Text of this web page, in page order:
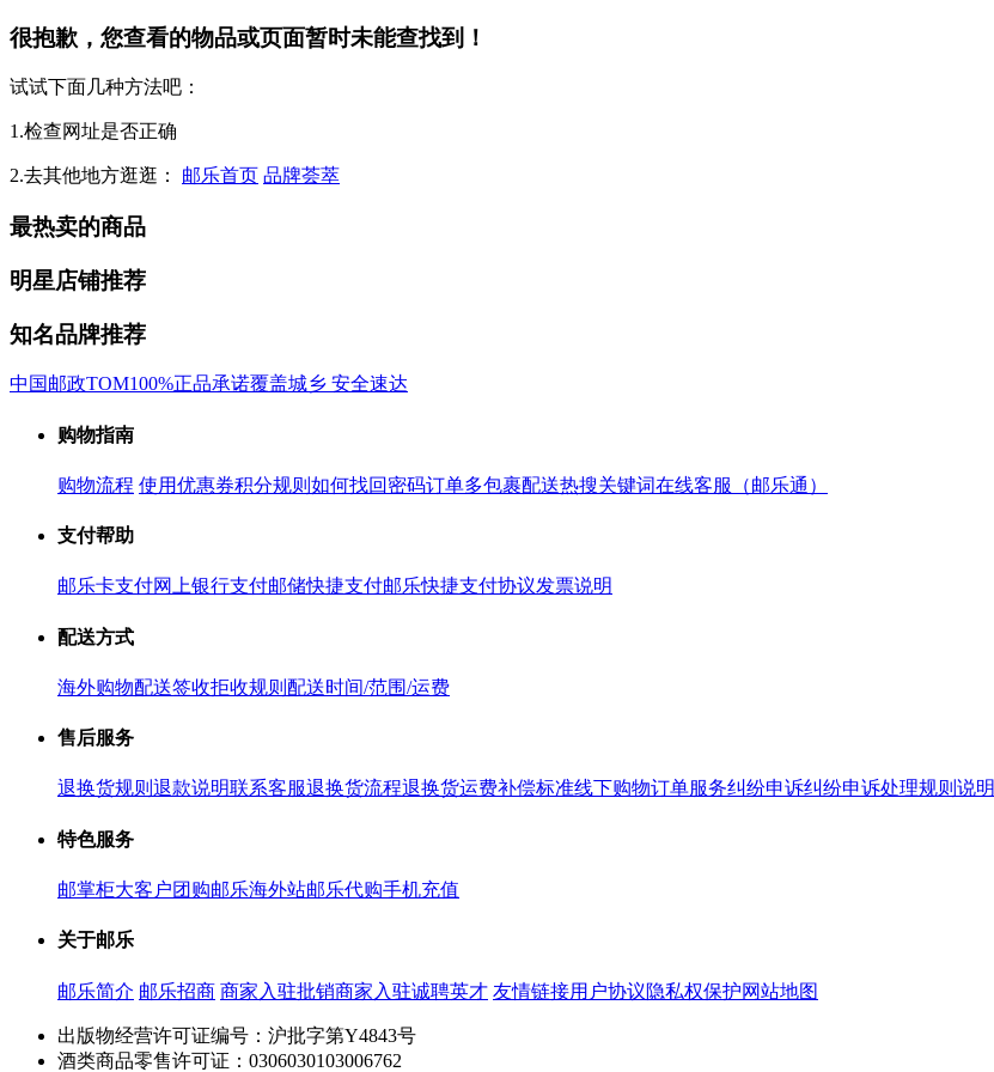
很抱歉，您查看的物品或页面暂时未能查找到！
试试下面几种方法吧：
1.检查网址是否正确
2.去其他地方逛逛： 邮乐首页 品牌荟萃
最热卖的商品
明星店铺推荐
知名品牌推荐
中国邮政TOM100%正品承诺覆盖城乡 安全速达
购物指南
购物流程 使用优惠券积分规则 如何找回密码订单多包裹配送热搜关键词在线客服（邮乐通）
支付帮助
邮乐卡支付网上银行支付邮储快捷支付邮乐快捷支付协议发票说明
配送方式
海外购物配送签收拒收规则 配送时间/范围/运费
售后服务
退换货规则 退款说明联系客服退换货流程退换货运费补偿标准线下购物订单服务纠纷申诉纠纷申诉处理规则说明
特色服务
邮掌柜大客户团购邮乐海外站邮乐代购手机充值
关于邮乐
邮乐简介 邮乐招商 商家入驻批销商家入驻诚聘英才 友情链接用户协议隐私权保护网站地图
出版物经营许可证编号：沪批字第Y4843号
酒类商品零售许可证：0306030103006762